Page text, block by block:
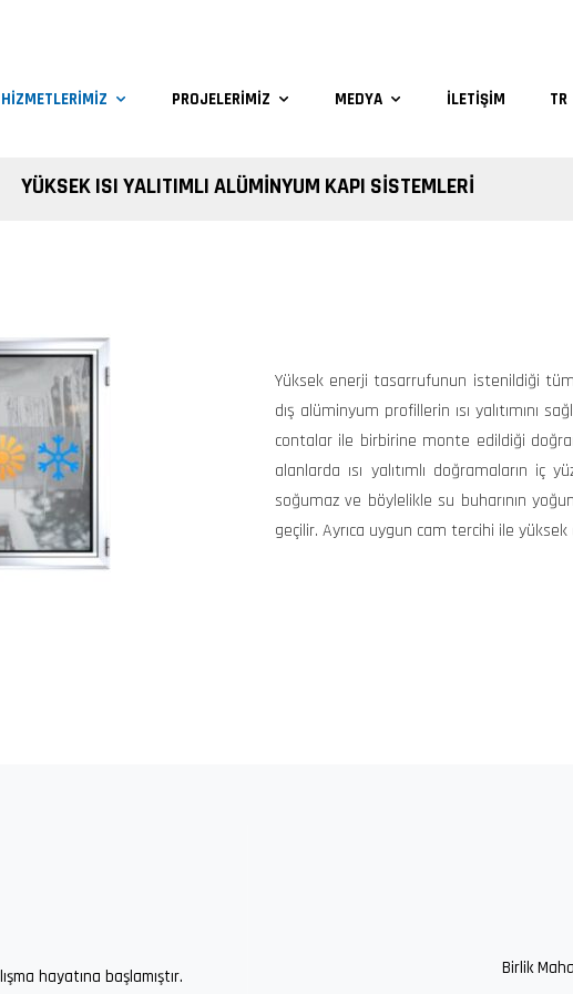
HIZMETLERIMIZ PROJELERIMIZ MEDYA İLETIŞIM TR
YÜKSEK ISI YALITIMLI ALÜMINYUM KAPI SISTEMLERI
Yüksek enerji tasarrufunun istenildiği
dış alüminyum profillerin ısı yalıtımını
contalar ile birbirine monte edildiği
alanlarda ısı yalıtımlı doğramaların iç
soğumaz ve böylelikle su buharının
geçilir. Ayrıca uygun cam tercihi ile yüksek
hayatına başlamıştır.
Birlik